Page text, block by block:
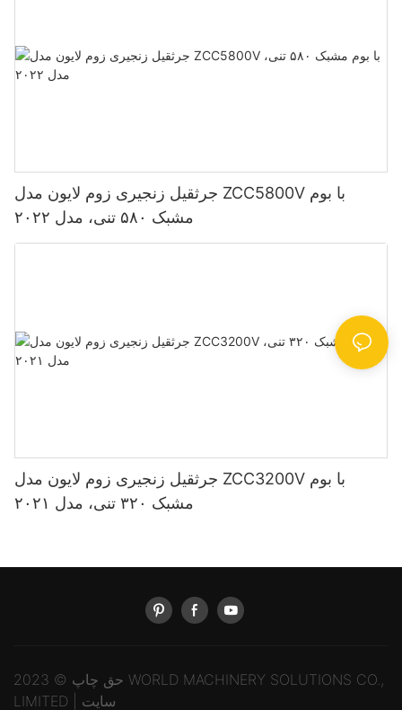
جرثقیل زنجیری زوم لایون مدل ZCC5800V با بوم
مشبک ۵۸۰ تنی، مدل ۲۰۲۲
جرثقیل زنجیری زوم لایون مدل ZCC3200V با بوم
مشبک ۳۲۰ تنی، مدل ۲۰۲۱
حق چاپ © 2023 WORLD MACHINERY SOLUTIONS CO.,
LIMITED | سایت